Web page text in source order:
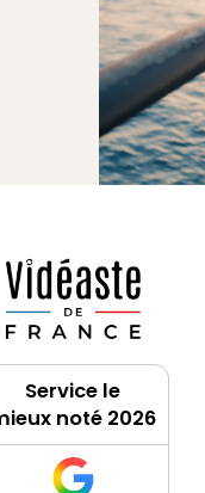
Service le
noté 2026